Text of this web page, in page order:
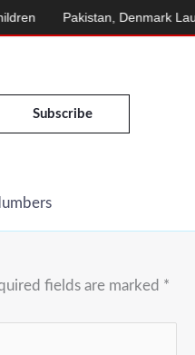
Subscribe
fields are marked *
Pakistan, Denmark Launch